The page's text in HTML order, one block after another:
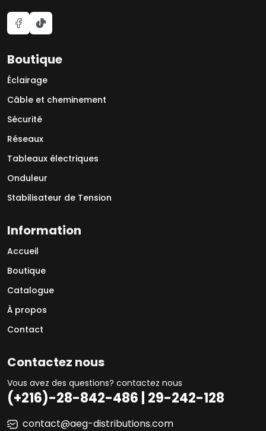
Boutique
Éclairage
Câble et cheminement
Sécurité
Réseaux
Tableaux électriques
Onduleur
Stabilisateur de Tension
Information
Accueil
Boutique
Catalogue
À propos
Contact
Contactez nous
Vous avez des questions? contactez nous
(+216)-28-842-486 | 29-242-128
contact@aeg-distributions.com